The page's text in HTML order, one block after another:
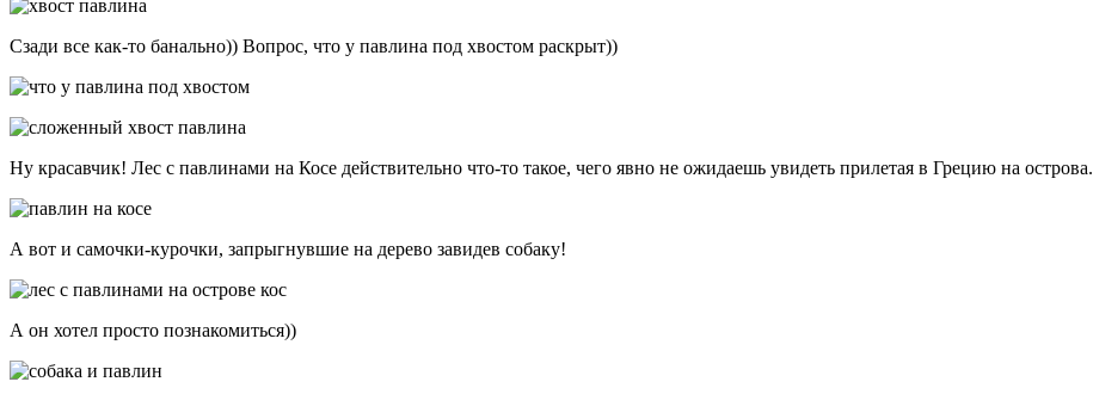
Сзади все как-то банально)) Вопрос, что у павлина под хвостом раскрыт))
Ну красавчик! Лес с павлинами на Косе действительно что-то такое, чего явно не ожидаешь увидеть прилетая в Грецию на острова.
А вот и самочки-курочки, запрыгнувшие на дерево завидев собаку!
А он хотел просто познакомиться))